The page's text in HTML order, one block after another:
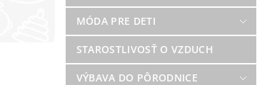
MÓDA PRE DETI
STAROSTLIVOSŤ O VZDUCH
VÝBAVA DO PÔRODNICE